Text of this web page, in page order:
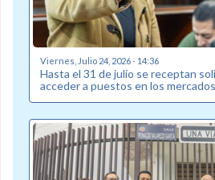
Viernes, Julio 24, 2026 - 14:36
Hasta el 31 de julio se receptan
acceder a puestos en los mercados